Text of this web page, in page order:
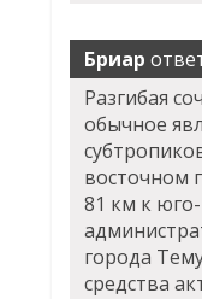
Бриар
Разгибая
обычное
восточном
81 км к
города
средства